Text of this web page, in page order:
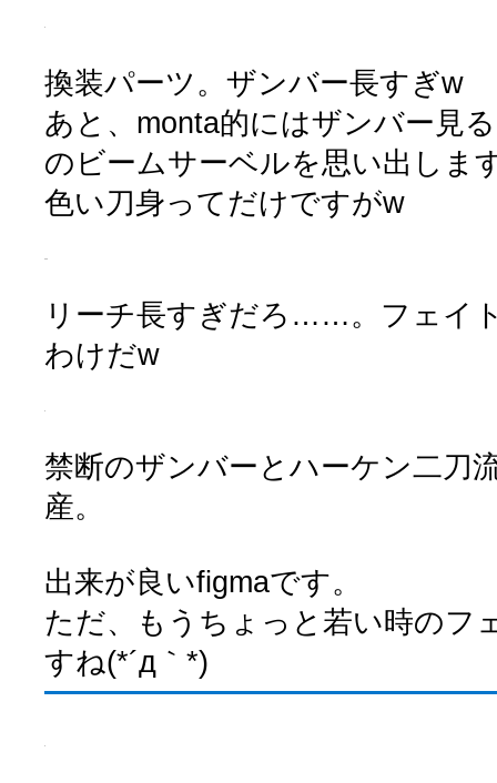
換装パーツ。ザンバー長すぎw
あと、monta的にはザンバー見
のビームサーベルを思い出しま
色い刀身ってだけですがw
リーチ長すぎだろ……。フェイ
わけだw
禁断のザンバーとハーケン二刀
産。
出来が良いfigmaです。
ただ、もうちょっと若い時のフ
すね(*´д｀*)